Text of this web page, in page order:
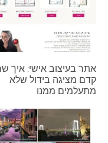
אתר בעיצוב אישי: איך
קדם מציגה בידול שלא
מתעלמים ממנו